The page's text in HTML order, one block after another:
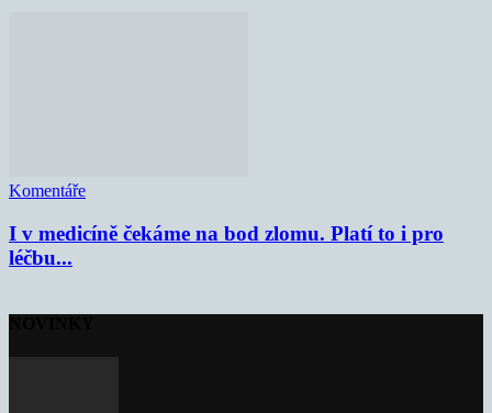
Komentáře
I v medicíně čekáme na bod zlomu. Platí to i pro
léčbu...